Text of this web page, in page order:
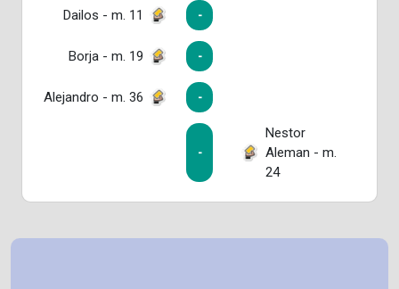
Dailos - m. 11 -
Borja - m. 19 -
Alejandro - m. 36 -
-
Nestor
Aleman - m.
24